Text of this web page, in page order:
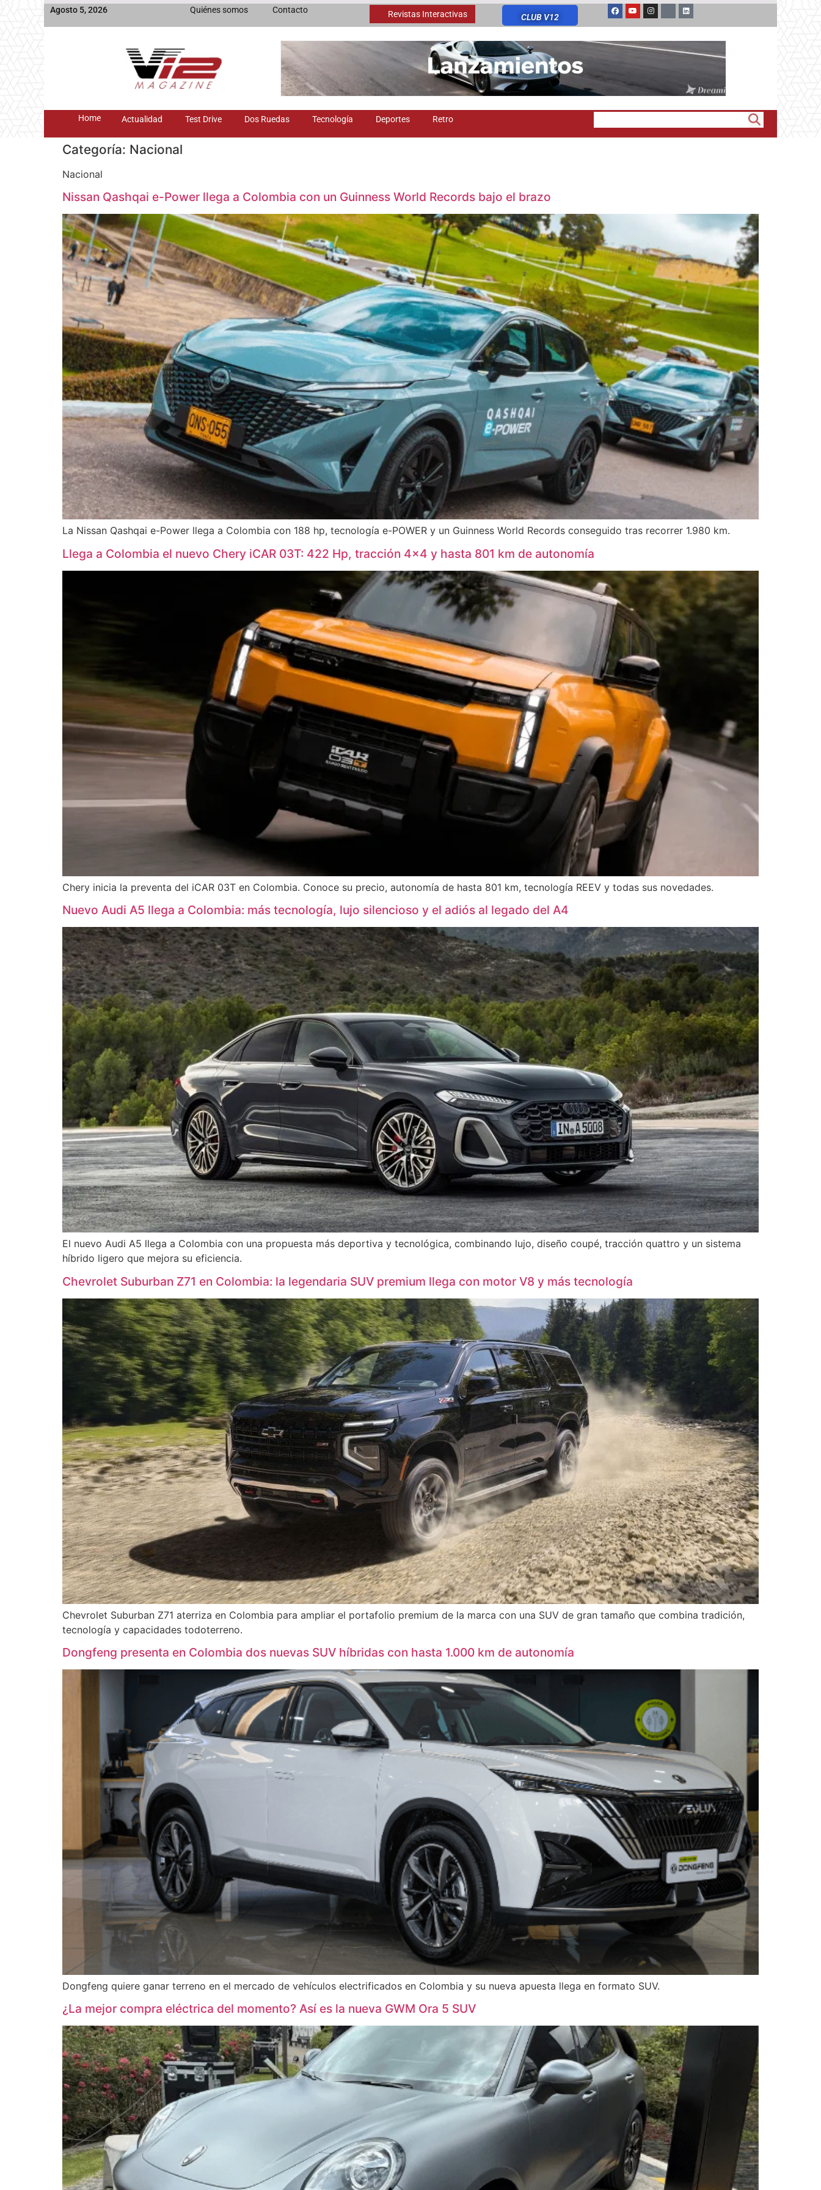
Agosto 5, 2026 Quiénes somos Contacto Revistas Interactivas CLUB V12
Home Actualidad Test Drive Dos Ruedas Tecnología Deportes Retro
Categoría: Nacional
Nacional
Nissan Qashqai e-Power llega a Colombia con un Guinness World Records bajo el brazo
La Nissan Qashqai e-Power llega a Colombia con 188 hp, tecnología e-POWER y un Guinness World Records conseguido tras recorrer 1.980 km.
Llega a Colombia el nuevo Chery iCAR 03T: 422 Hp, tracción 4×4 y hasta 801 km de autonomía
Chery inicia la preventa del iCAR 03T en Colombia. Conoce su precio, autonomía de hasta 801 km, tecnología REEV y todas sus novedades.
Nuevo Audi A5 llega a Colombia: más tecnología, lujo silencioso y el adiós al legado del A4
El nuevo Audi A5 llega a Colombia con una propuesta más deportiva y tecnológica, combinando lujo, diseño coupé, tracción quattro y un sistema
híbrido ligero que mejora su eficiencia.
Chevrolet Suburban Z71 en Colombia: la legendaria SUV premium llega con motor V8 y más tecnología
Chevrolet Suburban Z71 aterriza en Colombia para ampliar el portafolio premium de la marca con una SUV de gran tamaño que combina tradición,
tecnología y capacidades todoterreno.
Dongfeng presenta en Colombia dos nuevas SUV híbridas con hasta 1.000 km de autonomía
Dongfeng quiere ganar terreno en el mercado de vehículos electrificados en Colombia y su nueva apuesta llega en formato SUV.
¿La mejor compra eléctrica del momento? Así es la nueva GWM Ora 5 SUV